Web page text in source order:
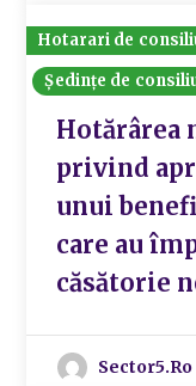
Hotarari de
Ședințe de
Hotărârea
privind
unui
care au
căsătorie
Sector5.ro